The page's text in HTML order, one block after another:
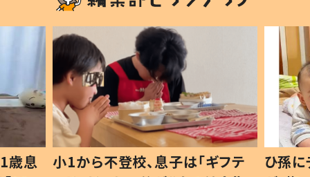
歳息
小1から不登校、息子は「ギフテ
ひ孫